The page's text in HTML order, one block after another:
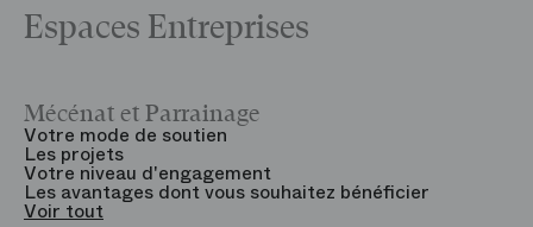
Espaces Entreprises
Mécénat et Parrainage
Votre mode de soutien
Les projets
Votre niveau d'engagement
Les avantages dont vous souhaitez bénéficier
Voir tout